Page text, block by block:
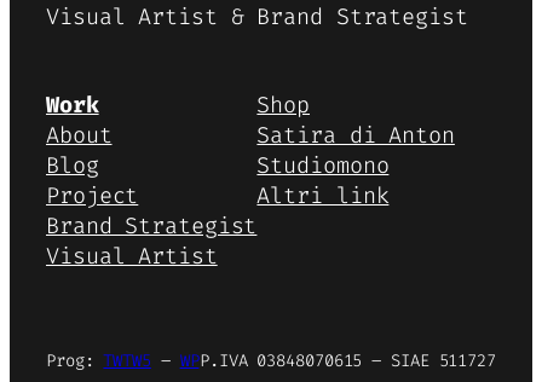
Visual Artist & Brand Strategist
Work
About
Blog
Project
Brand Strategist
Visual Artist
Shop
Satira di Anton
Studiomono
Altri link
Prog:TWTW5 – WPP.IVA 03848070615 – SIAE 511727